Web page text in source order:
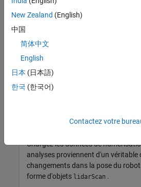
Effectuez une correspondance de
recherche basée sur une grille pour
Chargez les données de
analyses proviennent d'un véritable
changements dans la pose du
forme d'objets lidarScan .
New Zealand (English)
中国
简体中文
English
日本 (日本語)
한국 (한국어)
Contactez votre